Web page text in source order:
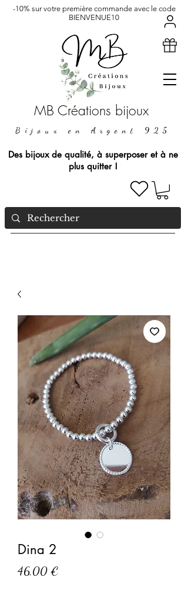
MB Créations bijoux
Bijoux en Argent 925
Des bijoux de qualité, à superposer et à ne
plus quitter !
-10% sur votre première commande avec le code
BIENVENUE10
Dina 2
46,00 €